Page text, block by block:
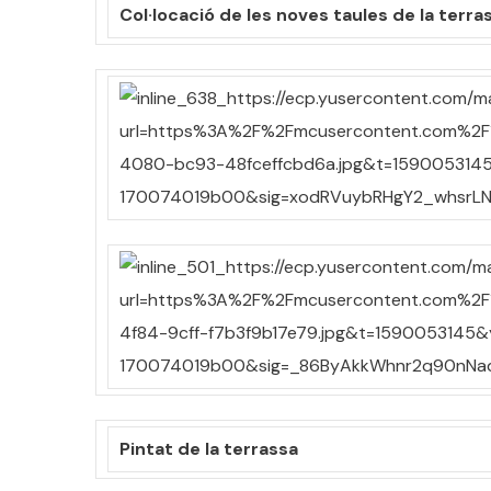
Col·locació de les noves taules de la
Pintat de la terrassa